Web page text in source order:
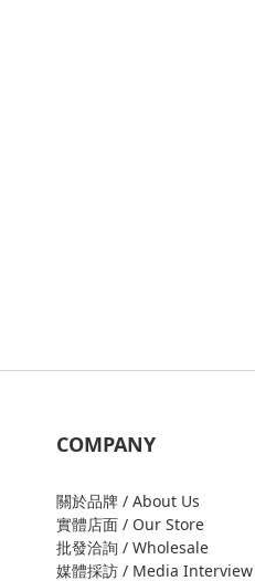
COMPANY
關於品牌 / About Us
實體店面 / Our Store
批發洽詢 / Wholesale
媒體採訪 / Media Interview